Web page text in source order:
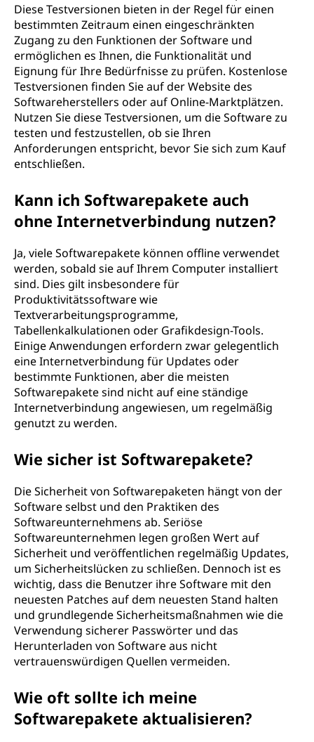
Diese Testversionen bieten in der Regel für einen
bestimmten Zeitraum einen eingeschränkten
Zugang zu den Funktionen der Software und
ermöglichen es Ihnen, die Funktionalität und
Eignung für Ihre Bedürfnisse zu prüfen. Kostenlose
Testversionen finden Sie auf der Website des
Softwareherstellers oder auf Online-Marktplätzen.
Nutzen Sie diese Testversionen, um die Software zu
testen und festzustellen, ob sie Ihren
Anforderungen entspricht, bevor Sie sich zum Kauf
entschließen.
Kann ich Softwarepakete auch
ohne Internetverbindung nutzen?
Ja, viele Softwarepakete können offline verwendet
werden, sobald sie auf Ihrem Computer installiert
sind. Dies gilt insbesondere für
Produktivitätssoftware wie
Textverarbeitungsprogramme,
Tabellenkalkulationen oder Grafikdesign-Tools.
Einige Anwendungen erfordern zwar gelegentlich
eine Internetverbindung für Updates oder
bestimmte Funktionen, aber die meisten
Softwarepakete sind nicht auf eine ständige
Internetverbindung angewiesen, um regelmäßig
genutzt zu werden.
Wie sicher ist Softwarepakete?
Die Sicherheit von Softwarepaketen hängt von der
Software selbst und den Praktiken des
Softwareunternehmens ab. Seriöse
Softwareunternehmen legen großen Wert auf
Sicherheit und veröffentlichen regelmäßig Updates,
um Sicherheitslücken zu schließen. Dennoch ist es
wichtig, dass die Benutzer ihre Software mit den
neuesten Patches auf dem neuesten Stand halten
und grundlegende Sicherheitsmaßnahmen wie die
Verwendung sicherer Passwörter und das
Herunterladen von Software aus nicht
vertrauenswürdigen Quellen vermeiden.
Wie oft sollte ich meine
Softwarepakete aktualisieren?